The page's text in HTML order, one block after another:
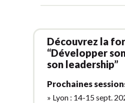
Découvrez la
“Développer
son leadership”
Prochaines
» Lyon : 14-15 sept.